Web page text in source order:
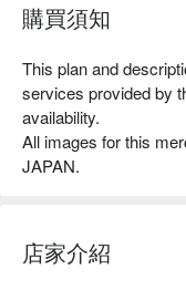
購買須知
This plan and
services provided by
availability.
All images for this
JAPAN.
店家介紹